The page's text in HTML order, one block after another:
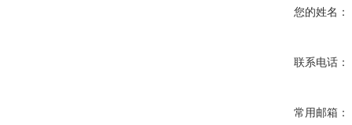
您的姓名：
联系电话：
常用邮箱：